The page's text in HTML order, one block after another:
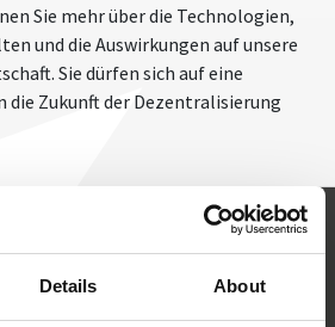
Details About
Sie mehr über die Technologien,
und die Auswirkungen auf unsere
Sie dürfen sich auf eine
die Zukunft der Dezentralisierung
sterne-redner.de
+49 (0)821 790040-10
Michael Gebert anfragen